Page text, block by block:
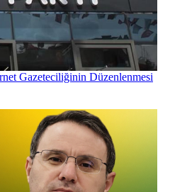
Gazeteciliğinin Düzenlenmesi